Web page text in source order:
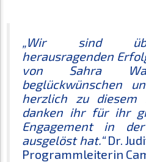
„Wir sind
herausragenden
von Sahra
beglückwünschen
herzlich zu diesem
danken ihr für ihr
Engagement in
ausgelöst hat.“Dr.
Programmleiterin